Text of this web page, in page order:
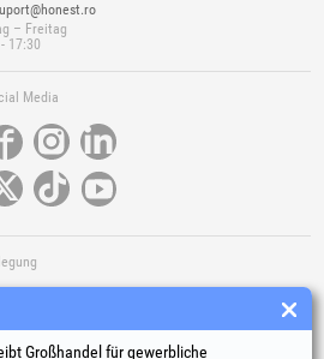
– Freitag
17:30
Media
Großhandel für gewerbliche